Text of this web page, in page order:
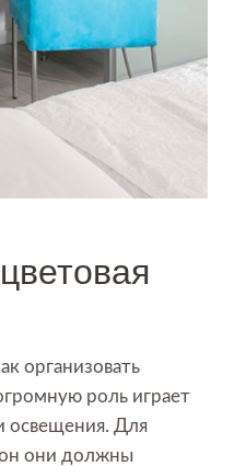
организовать
роль играет
освещения. Для
они должны